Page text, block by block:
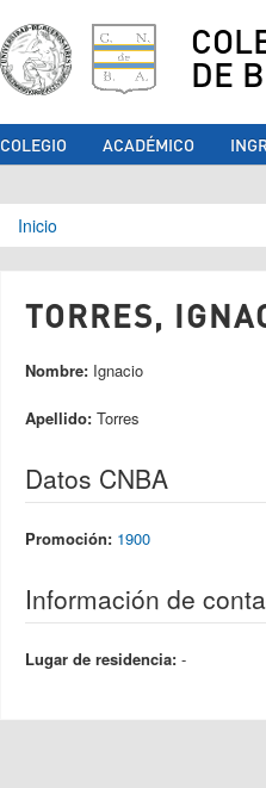
DE
COLEGIO ACADÉMICO
Se encuentra
Inicio
TORRES,
Nombre: Ignacio
Apellido: Torres
Datos CNBA
Promoción: 1900
Información de
Lugar de residencia: -